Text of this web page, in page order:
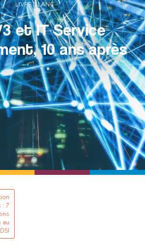
LIVRE BLANC
et IT Service
10 ans après
: 7
au
DSI